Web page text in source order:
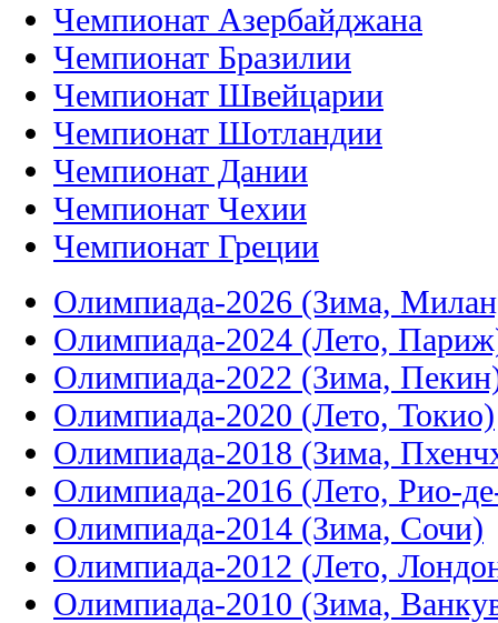
Чемпионат Азербайджана
Чемпионат Бразилии
Чемпионат Швейцарии
Чемпионат Шотландии
Чемпионат Дании
Чемпионат Чехии
Чемпионат Греции
Олимпиада-2026 (Зима,
Олимпиада-2024 (Лето,
Олимпиада-2022 (Зима,
Олимпиада-2020 (Лето, Токио)
Олимпиада-2018 (Зима,
Олимпиада-2016 (Лето, Рио-
Олимпиада-2014 (Зима, Сочи)
Олимпиада-2012 (Лето,
Олимпиада-2010 (Зима,